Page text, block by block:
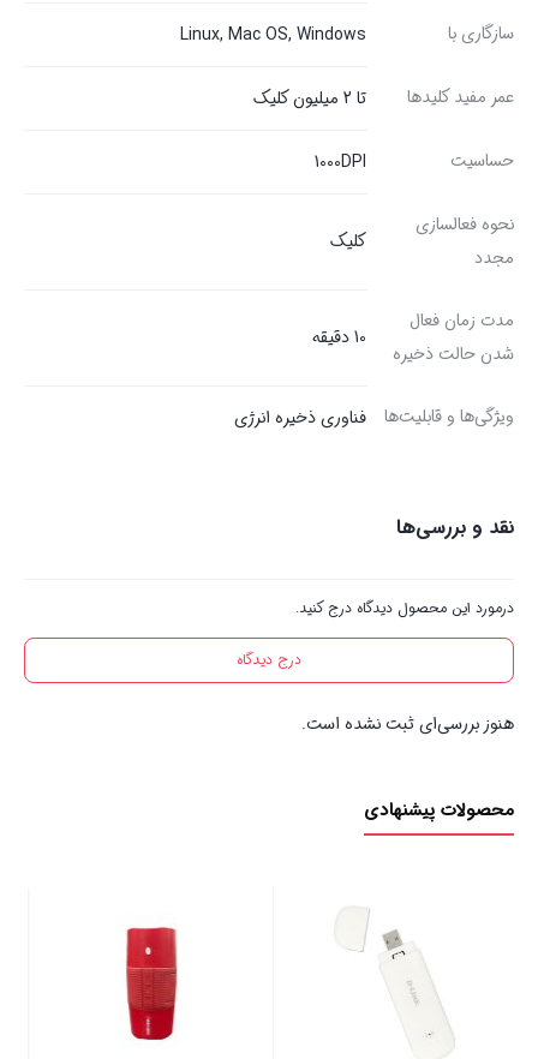
سازگاری با Linux, Mac OS, Windows
عمر مفید کلیدها تا 2 میلیون کلیک
حساسیت 1000DPI
نحوه فعالسازی
مجدد
کلیک
مدت زمان فعال
شدن حالت ذخیره
10 دقیقه
ویژگی‌ها و قابلیت‌ها فناوری ذخیره انرژی
نقد و بررسی‌ها
درمورد این محصول دیدگاه درج کنید.
درج دیدگاه
هنوز بررسی‌ای ثبت نشده است.
محصولات پیشنهادی